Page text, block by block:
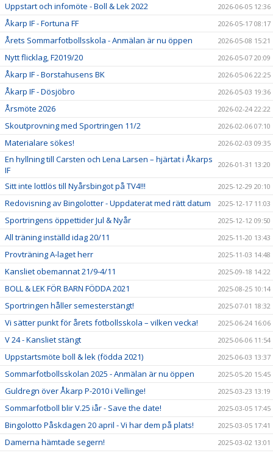
Uppstart och infomöte - Boll & Lek 2022 2026-06-05 12:36
Åkarp IF - Fortuna FF 2026-05-17 08:17
Årets Sommarfotbollsskola - Anmälan är nu öppen 2026-05-08 15:21
Nytt flicklag, F2019/20 2026-05-07 20:09
Åkarp IF - Borstahusens BK 2026-05-06 22:25
Åkarp IF - Dösjöbro 2026-05-03 19:36
Årsmöte 2026 2026-02-24 22:22
Skoutprovning med Sportringen 11/2 2026-02-06 07:10
Materialare sökes! 2026-02-03 09:35
En hyllning till Carsten och Lena Larsen – hjärtat i Åkarps
IF
2026-01-31 13:20
Sitt inte lottlös till Nyårsbingot på TV4!!! 2025-12-29 20:10
Redovisning av Bingolotter - Uppdaterat med rätt datum 2025-12-17 11:03
Sportringens öppettider Jul & Nyår 2025-12-12 09:50
All träning inställd idag 20/11 2025-11-20 13:43
Provträning A-laget herr 2025-11-03 14:48
Kansliet obemannat 21/9-4/11 2025-09-18 14:22
BOLL & LEK FÖR BARN FÖDDA 2021 2025-08-25 10:14
Sportringen håller semesterstängt! 2025-07-01 18:32
Vi sätter punkt för årets fotbollsskola – vilken vecka! 2025-06-24 16:06
V 24 - Kansliet stängt 2025-06-06 11:54
Uppstartsmöte boll & lek (födda 2021) 2025-06-03 13:37
Sommarfotbollsskolan 2025 - Anmälan är nu öppen 2025-05-20 15:45
Guldregn över Åkarp P-2010 i Vellinge! 2025-03-23 13:19
Sommarfotboll blir V.25 iår - Save the date! 2025-03-05 17:45
Bingolotto Påskdagen 20 april - Vi har dem på plats! 2025-03-05 17:41
Damerna hämtade segern! 2025-03-02 13:01